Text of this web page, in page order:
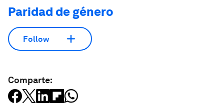
Paridad de género
Follow
Comparte: